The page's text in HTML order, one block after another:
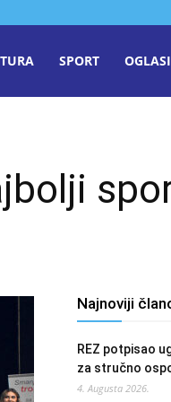
SPORT OGLASI
Najnoviji
REZ potpisao
za stručno
4. Augusta 2026.